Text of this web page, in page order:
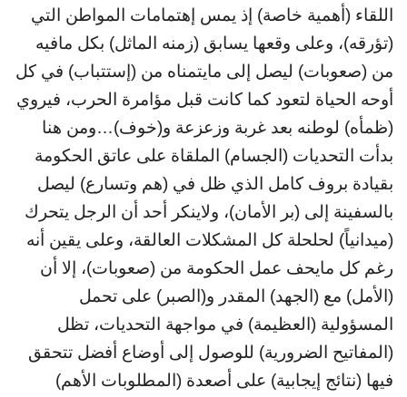
اللقاء (أهمية خاصة) إذ يمس إهتمامات المواطن التي
(تؤرقه)، وعلى وقعها يسابق (زمنه الماثل) بكل مافيه
من (صعوبات) ليصل إلى مايتمناه من (إستتباب) في كل
أوحه الحياة لتعود كما كانت قبل مؤامرة الحرب، فيروي
(ظمأه) لوطنه بعد غربة وزعزعة و(خوف)…ومن هنا
بدأت التحديات (الجسام) الملقاة على عاتق الحكومة
بقيادة بروف كامل الذي ظل في (هم وتسارع) ليصل
بالسفينة إلى (بر الأمان)، ولاينكر أحد أن الرجل يتحرك
(ميدانياً) لحلحلة كل المشكلات العالقة، وعلى يقين أنه
رغم كل مايحف عمل الحكومة من (صعوبات)، إلا أن
(الأمل) مع (الجهد) المقدر و(الصبر) على تحمل
المسؤولية (العظيمة) في مواجهة التحديات، تظل
(المفاتيح الضرورية) للوصول إلى أوضاع أفضل تتحقق
فيها (نتائج إيجابية) على أصعدة (المطلوبات الأهم)